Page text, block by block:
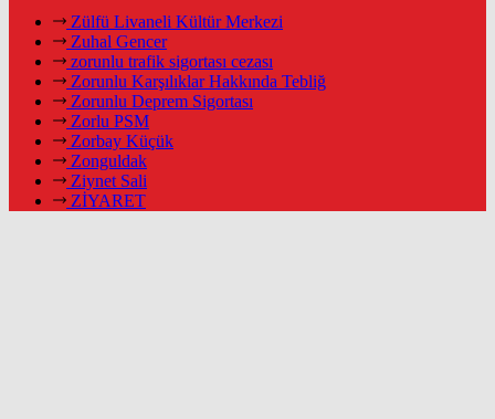
Zülfü Livaneli Kültür Merkezi
Zuhal Gencer
zorunlu trafik sigortası cezası
Zorunlu Karşılıklar Hakkında Tebliğ
Zorunlu Deprem Sigortası
Zorlu PSM
Zorbay Küçük
Zonguldak
Ziynet Sali
ZİYARET